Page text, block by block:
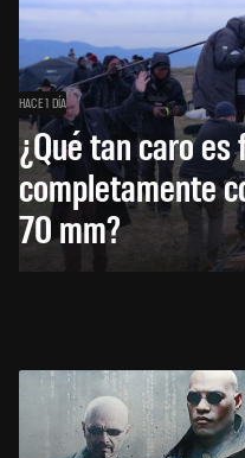
HACE 1 DÍA
¿Qué tan caro
completamente
70 mm?